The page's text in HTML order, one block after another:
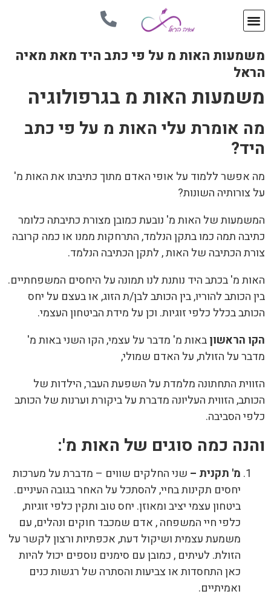
משמעות האות מ על פי כתב היד מאת מאיה
הראל
משמעות האות מ בגרפולוגיה
מה אומרת עלי האות מ על פי כתב
היד?
מה אפשר ללמוד על אופי האדם מתוך כתיבתו את האות מ'
על צורותיה השונות?
המשמעות של האות מ' נובעת כמובן מצורת כתיבתה כלומר
כתיבה תמה כמו בתקן הנלמד, התרחקות ממנו או כמה קרובה
צורת הכתיבה של האות , לתקן הכתיבה הנלמד.
האות מ' בכתב היד נותנת לנו תמונה על היחסים המשפחתיים.
בין הכותב להוריו, בין הכותב לבן/ת הזוג, או בעצם על יחס
הכותב בכלל כלפי זוגיות. וכן על מידת הביטחון העצמי.
הקו הראשוןבאות מ' מדבר על עצמי, הקו השני באות מ'
מדבר על הזולת, על האדם שמולי,
הזווית התחתונה מלמדת על השפעת העבר, הילדות של
הכותב, הזווית העליונה מדברת על ביקורת וערנות של הכותב
כלפי הסביבה.
והנה כמה סוגים של האות מ':
מ' תקנית – שני החלקים שווים – מדברת על מערכות
יחסים תקינות בחיי, להסתכל על האחר בגובה העיניים.
ביטחון עצמי יציב ומאוזן. יחס טוב ותקין כלפי זוגיות,
כלפי חיי המשפחה , אדם שמכבד חוקים ונהלים, עם
משמעת עצמית ושיקול דעת, אכפתיות ורצון לקשר על
הזולת. לעיתים , כמובן עם סימנים נוספים יכול להיות
כאן התחסדות או צביעות והסתרה של רגשות כנים
ואמיתיים.